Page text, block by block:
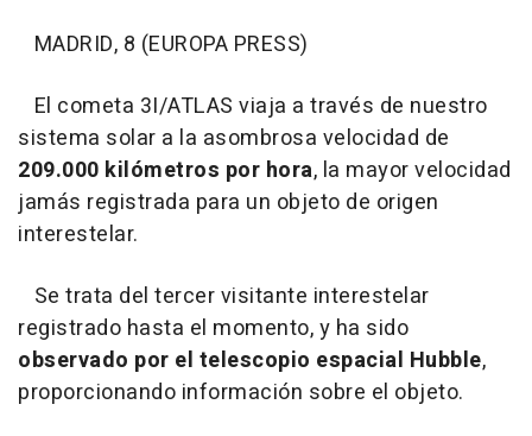
MADRID, 8 (EUROPA PRESS)
El cometa 3I/ATLAS viaja a través de nuestro
sistema solar a la asombrosa velocidad de
209.000 kilómetros por hora, la mayor velocidad
jamás registrada para un objeto de origen
interestelar.
Se trata del tercer visitante interestelar
registrado hasta el momento, y ha sido
observado por el telescopio espacial Hubble,
proporcionando información sobre el objeto.